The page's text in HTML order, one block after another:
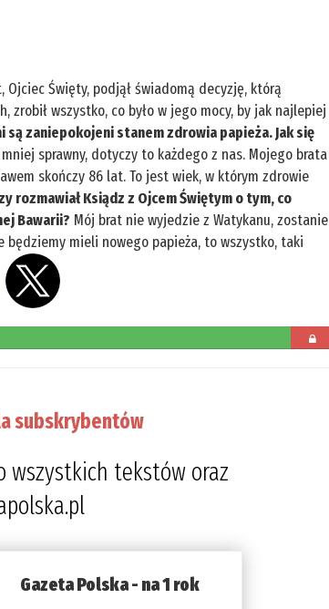
Święty, podjął świadomą decyzję, którą
zrobił wszystko, co było w jego mocy, by jak najlepiej
są zaniepokojeni stanem zdrowia papieża. Jak się
sprawny, dotyczy to każdego z nas. Mojego brata
skończy 86 lat. To jest wiek, w którym zdrowie
rozmawiał Ksiądz z Ojcem Świętym o tym, co
Bawarii? Mój brat nie wyjedzie z Watykanu, zostanie
będziemy mieli nowego papieża, to wszystko, taki
subskrybentów
wszystkich tekstów oraz
Gazeta Polska - na 1 rok